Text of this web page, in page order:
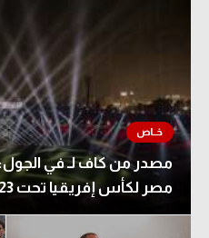
مصدر من كاف لـ في الجول:
مصر لكأس إفريقيا تحت 23 عاما